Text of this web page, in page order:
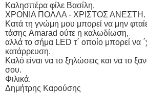
Καλησπέρα φίλε Βασίλη,
ΧΡΟΝΙΑ ΠΟΛΛΑ - ΧΡΙΣΤΟΣ ΑΝΕΣΤΗ.
Κατά τη γνώμη μου μπορεί να μην
τάσης Amarad ούτε η καλωδίωση,
αλλά το σήμα LED τ΄ οποίο μπορεί να
κατάρρευση.
Καλό είναι να το ξηλώσεις και να το
σου.
Φιλικά.
Δημήτρης Καρούσης